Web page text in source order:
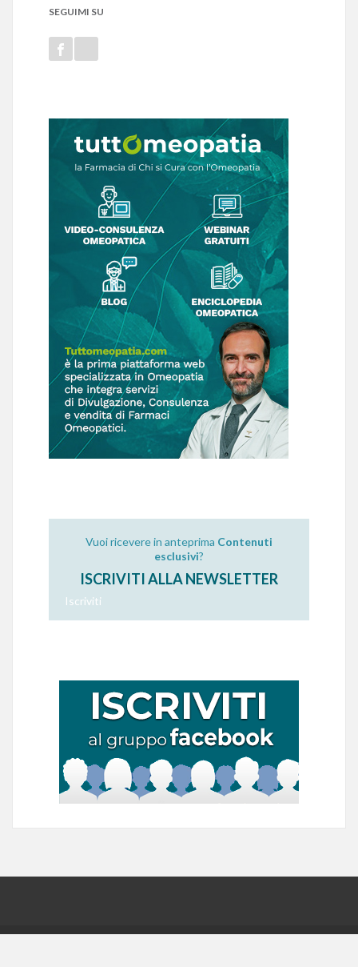
SEGUIMI SU
Vuoi ricevere in anteprima Contenuti
esclusivi?
ISCRIVITI ALLA NEWSLETTER
Iscriviti